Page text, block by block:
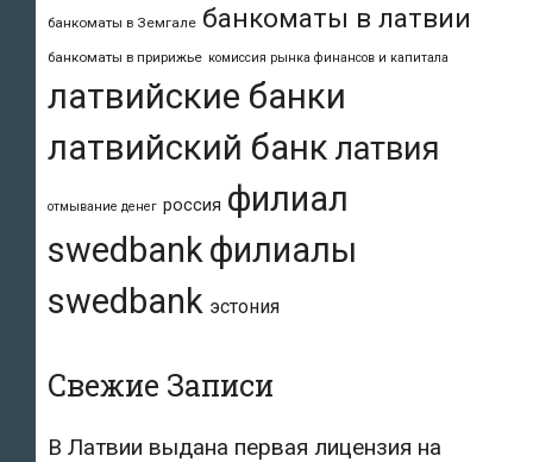
банкоматы в Земгале банкоматы в латвии
банкоматы в пририжье комиссия рынка финансов и капитала
латвийские банки
латвийский банк латвия
отмывание денег россия филиал
swedbankфилиалы
swedbank эстония
Свежие Записи
В Латвии выдана первая лицензия на